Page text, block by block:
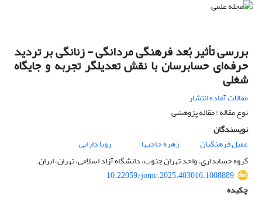
بررسی تأثیر بُعد فرهنگی مردانگی - زنانگی بر تردید
حرفه‌ای حسابرسان با نقش تعدیلگر تجربه و جایگاه
شغلی
مقالات آماده انتشار
نوع مقاله : مقاله پژوهشی
نویسندگان
عقیل فرهنگیان
زهره حاجیها
رویا دارابی
گروه حسابداری، واحد تهران جنوب، دانشگاه آزاد اسلامی، تهران، ایران.
10.22059/jomc.2025.403016.1008889
چکیده